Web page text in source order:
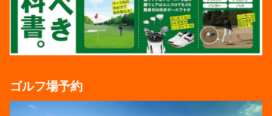
ゴルフ場予約